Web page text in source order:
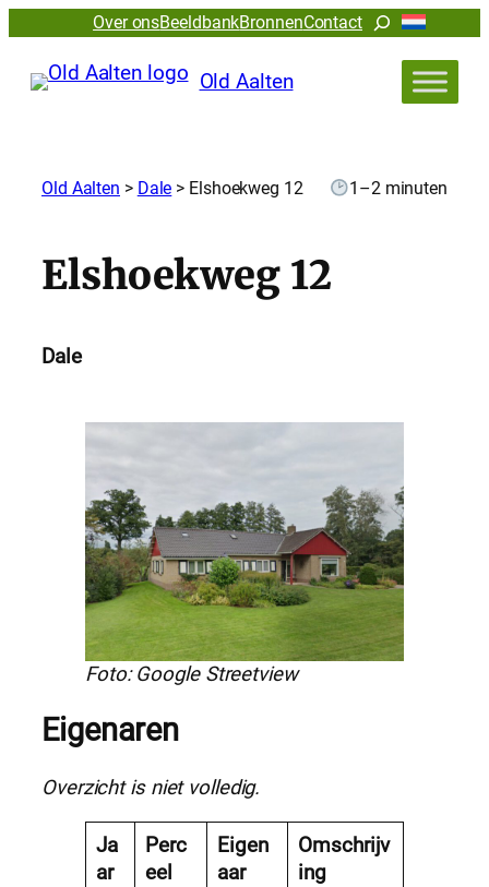
Over onsBeeldbankBronnenContactZoeken
Old Aalten
Old Aalten > Dale > Elshoekweg 12 1–2 minuten
Elshoekweg 12
Dale
Foto: Google Streetview
Eigenaren
Overzicht is niet volledig.
Ja
ar
Perc
eel
Eigen
aar
Omschrijv
ing